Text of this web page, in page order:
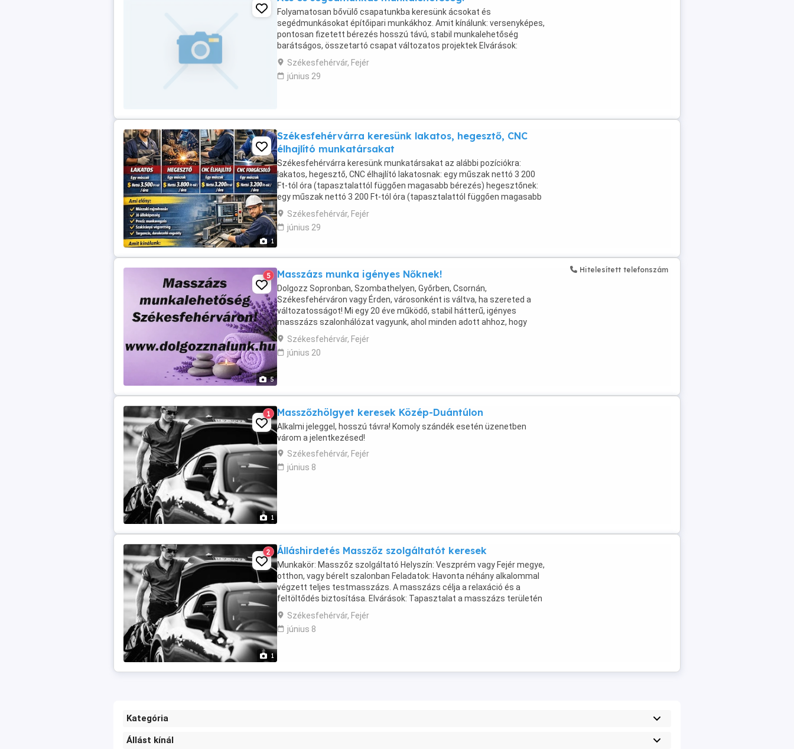
Folyamatosan bővülő csapatunkba keresünk ácsokat és
segédmunkásokat építőipari munkákhoz. Amit kínálunk: versenyképes,
pontosan fizetett bérezés hosszú távú, stabil munkalehetőség
barátságos, összetartó csapat változatos projektek Elvárások:
szakmai tapasztalat előnyt jelent (ács munkakörben) ...
Székesfehérvár, Fejér
június 29
1
Székesfehérvárra keresünk lakatos, hegesztő, CNC
élhajlító munkatársakat
Székesfehérvárra keresünk munkatársakat az alábbi pozíciókra:
lakatos, hegesztő, CNC élhajlító lakatosnak: egy műszak nettó 3 200
Ft-tól óra (tapasztalattól függően magasabb bérezés) hegesztőnek:
egy műszak nettó 3 200 Ft-tól óra (tapasztalattól függően magasabb
bérezés) élhajlítónak: három műszak nettó ...
Székesfehérvár, Fejér
június 29
5
5 Masszázs munka igényes Nőknek!
Dolgozz Sopronban, Szombathelyen, Győrben, Csornán,
Székesfehérváron vagy Érden, városonként is váltva, ha szereted a
változatosságot! Mi egy 20 éve működő, stabil hátterű, igényes
masszázs szalonhálózat vagyunk, ahol minden adott ahhoz, hogy
nyugodt környezetben, biztonságosan és jól keresve dolgozhass. 50%
...
Székesfehérvár, Fejér
június 20
Hitelesített telefonszám
1
1 Masszőzhölgyet keresek Közép-Duántúlon
Alkalmi jeleggel, hosszú távra! Komoly szándék esetén üzenetben
várom a jelentkezésed!
Székesfehérvár, Fejér
június 8
1
2 Álláshirdetés Masszőz szolgáltatót keresek
Munkakör: Masszőz szolgáltató Helyszín: Veszprém vagy Fejér megye,
otthon, vagy bérelt szalonban Feladatok: Havonta néhány alkalommal
végzett teljes testmasszázs. A masszázs célja a relaxáció és a
feltöltődés biztosítása. Elvárások: Tapasztalat a masszázs területén
Tisztességes és professzionális ...
Székesfehérvár, Fejér
június 8
Kategória
Állást kínál